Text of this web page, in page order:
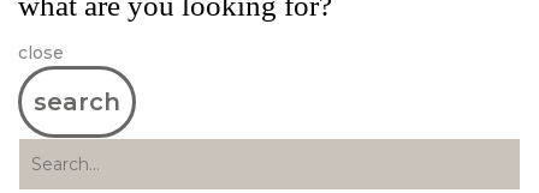
close
search